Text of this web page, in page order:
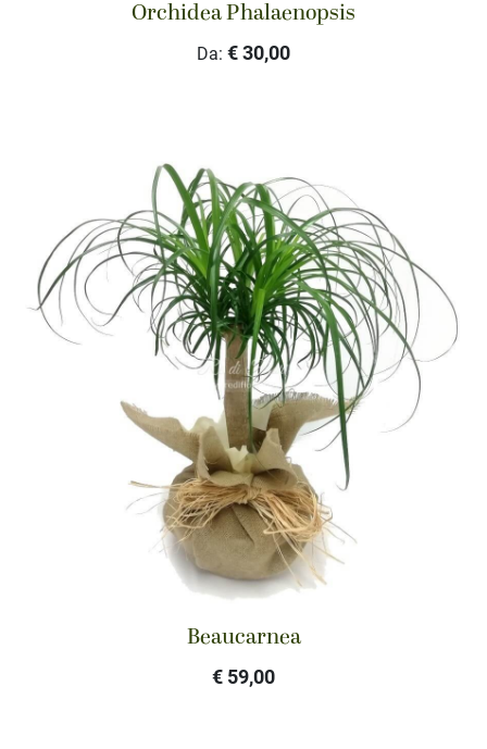
Orchidea Phalaenopsis
Da: € 30,00
Beaucarnea
€ 59,00